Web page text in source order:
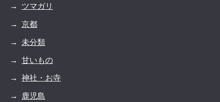
ツマガリ
京都
未分類
甘いもの
神社・お寺
鹿児島